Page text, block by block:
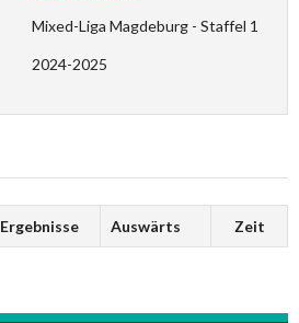
Mixed-Liga Magdeburg - Staffel 1
2024-2025
Ergebnisse Auswärts Zeit